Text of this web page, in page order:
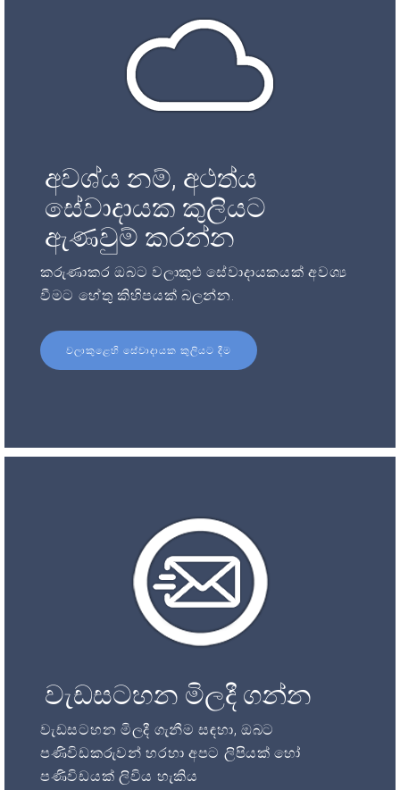
අවශ්ය නම්, අථත්ය
සේවාදායක කුලියට
ඇණවුම් කරන්න
කරුණාකර ඔබට වලාකුළු සේවාදායකයක් අවශ්‍ය
වීමට හේතු කිහිපයක් බලන්න.
වලාකුළෙහි සේවාදායක කුලියට දීම
වැඩසටහන මිලදී ගන්න
වැඩසටහන මිලදී ගැනීම සඳහා, ඔබට
පණිවිඩකරුවන් හරහා අපට ලිපියක් හෝ
පණිවිඩයක් ලිවිය හැකිය